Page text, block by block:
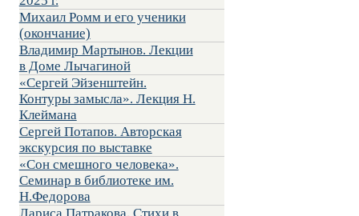
Михаил Ромм и его ученики
(окончание)
Владимир Мартынов. Лекции
в Доме Лычагиной
«Сергей Эйзенштейн.
Контуры замысла». Лекция Н.
Клеймана
Сергей Потапов. Авторская
экскурсия по выставке
«Сон смешного человека».
Семинар в библиотеке им.
Н.Федорова